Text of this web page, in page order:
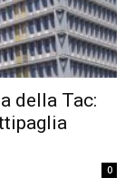
della Tac:
0